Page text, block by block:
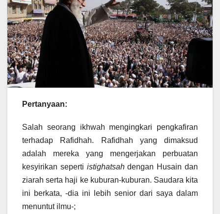
Pertanyaan:
Salah seorang ikhwah mengingkari pengkafiran
terhadap Rafidhah. Rafidhah yang dimaksud
adalah mereka yang mengerjakan perbuatan
kesyirikan seperti istighatsahdengan Husain dan
ziarah serta haji ke kuburan-kuburan. Saudara kita
ini berkata, -dia ini lebih senior dari saya dalam
menuntut ilmu-;